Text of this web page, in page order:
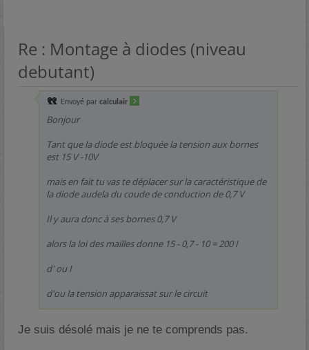
Re : Montage à diodes (niveau
debutant)
Envoyé par calculair
Bonjour
Tant que la diode est bloquée la tension aux bornes
est 15 V -10V
mais en fait tu vas te déplacer sur la caractéristique de
la diode audela du coude de conduction de 0,7 V
Il y aura donc à ses bornes 0,7 V
alors la loi des mailles donne 15 - 0,7 - 10 = 200 I
d' ou I
d'ou la tension apparaissat sur le circuit
Je suis désolé mais je ne te comprends pas.